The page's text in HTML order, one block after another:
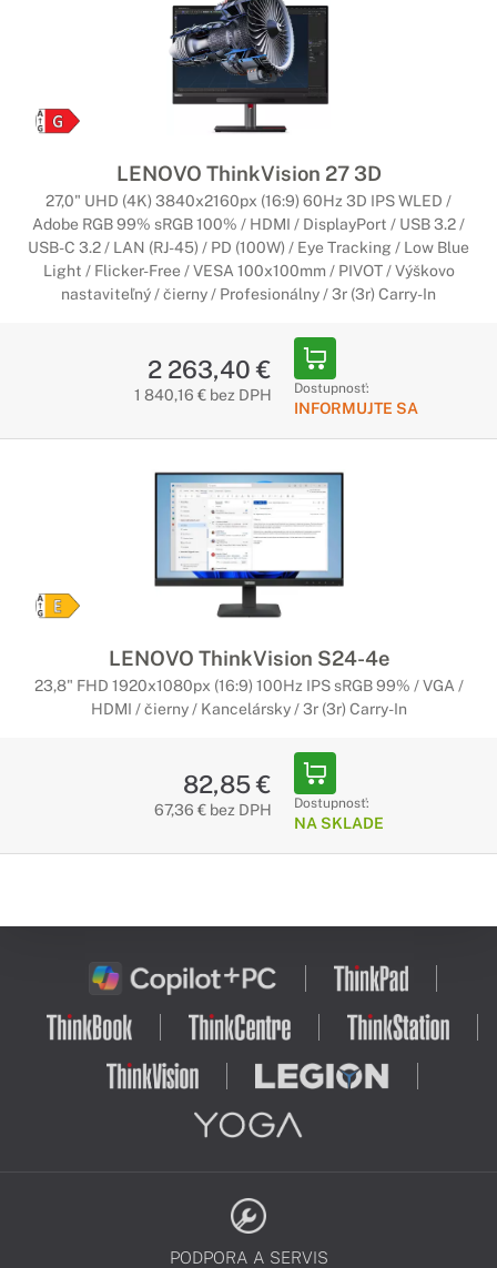
LENOVO ThinkVision 27 3D
27,0" UHD (4K) 3840x2160px (16:9) 60Hz 3D IPS WLED /
Adobe RGB 99% sRGB 100% / HDMI / DisplayPort / USB 3.2 /
USB-C 3.2 / LAN (RJ-45) / PD (100W) / Eye Tracking / Low Blue
Light / Flicker-Free / VESA 100x100mm / PIVOT / Výškovo
nastaviteľný / čierny / Profesionálny / 3r (3r) Carry-In
2 263,40 €
1 840,16 € bez DPH Dostupnosť:
INFORMUJTE SA
LENOVO ThinkVision S24-4e
23,8" FHD 1920x1080px (16:9) 100Hz IPS sRGB 99% / VGA /
HDMI / čierny / Kancelársky / 3r (3r) Carry-In
82,85 €
67,36 € bez DPH Dostupnosť:
NA SKLADE
PODPORA A SERVIS